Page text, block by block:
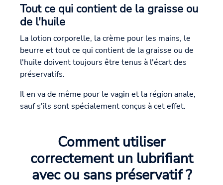
Tout ce qui contient de la graisse ou
de l'huile
La lotion corporelle, la crème pour les mains, le
beurre et tout ce qui contient de la graisse ou de
l'huile doivent toujours être tenus à l'écart des
préservatifs.
Il en va de même pour le vagin et la région anale,
sauf s'ils sont spécialement conçus à cet effet.
Comment utiliser
correctement un lubrifiant
avec ou sans préservatif ?